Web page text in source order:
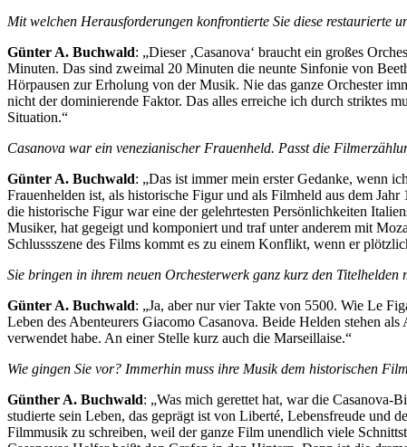
Mit welchen Herausforderungen konfrontierte Sie diese restaurierte
Günter A. Buchwald: „Dieser ‚Casanova‘ braucht ein großes
Minuten. Das sind zweimal 20 Minuten die neunte Sinfonie von
Hörpausen zur Erholung von der Musik. Nie das ganze Orchester
nicht der dominierende Faktor. Das alles erreiche ich durch striktes
Situation.“
Casanova war ein venezianischer Frauenheld. Passt die
Günter A. Buchwald: „Das ist immer mein erster Gedanke, wenn
Frauenhelden ist, als historische Figur und als Filmheld aus dem
die historische Figur war eine der gelehrtesten Persönlichkeiten
Musiker, hat gegeigt und komponiert und traf unter anderem mit
Schlussszene des Films kommt es zu einem Konflikt, wenn er
Sie bringen in ihrem neuen Orchesterwerk ganz kurz den Titelhelden
Günter A. Buchwald: „Ja, aber nur vier Takte von 5500. Wie Le
Leben des Abenteurers Giacomo Casanova. Beide Helden stehen
verwendet habe. An einer Stelle kurz auch die Marseillaise.“
Wie gingen Sie vor? Immerhin muss ihre Musik dem historischen
Günther A. Buchwald: „Was mich gerettet hat, war die Casanova-
studierte sein Leben, das geprägt ist von Liberté, Lebensfreude und
Filmmusik zu schreiben, weil der ganze Film unendlich viele